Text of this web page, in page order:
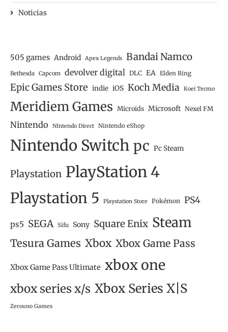
Noticias
505 games Android Apex Legends Bandai Namco
Bethesda Capcom devolver digital DLC EA Elden Ring
Epic Games Store indie iOS Koch Media Koei Tecmo
Meridiem Games Microids Microsoft Nexel FM
Nintendo NIntendo Direct Nintendo eShop
Nintendo Switch pc Pc Steam
Playstation PlayStation 4
Playstation 5 Playstation Store Pokémon PS4
ps5 SEGA Sifu Sony Square Enix Steam
Tesura Games Xbox Xbox Game Pass
Xbox Game Pass Ultimate xbox one
xbox series x/s Xbox Series X|S
Zerouno Games